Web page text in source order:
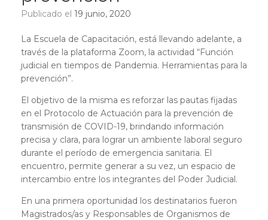
Publicado el 19 junio, 2020
La Escuela de Capacitación, está llevando adelante, a
través de la plataforma Zoom, la actividad “Función
judicial en tiempos de Pandemia. Herramientas para la
prevención”.
El objetivo de la misma es reforzar las pautas fijadas
en el Protocolo de Actuación para la prevención de
transmisión de COVID-19, brindando información
precisa y clara, para lograr un ambiente laboral seguro
durante el período de emergencia sanitaria. El
encuentro, permite generar a su vez, un espacio de
intercambio entre los integrantes del Poder Judicial.
En una primera oportunidad los destinatarios fueron
Magistrados/as y Responsables de Organismos de